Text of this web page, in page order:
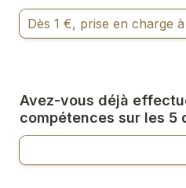
Avez-vous déjà
compétences sur les 5